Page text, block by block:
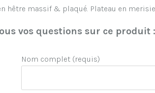
hêtre massif & plaqué. Plateau en
vos questions sur ce produit :
Nom complet (requis)